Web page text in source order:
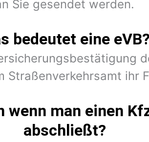
Sie gesendet werden.
bedeutet eine
Straßenverkehrsamt ihr
wenn man einen
abschließt?